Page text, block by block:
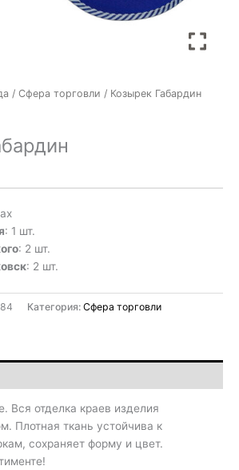
/ Сфера торговли / Козырек Габардин
: 1 шт.
: 2 шт.
: 2 шт.
Категория: Сфера торговли
Вся отделка краев изделия
Плотная ткань устойчива к
сохраняет форму и цвет.